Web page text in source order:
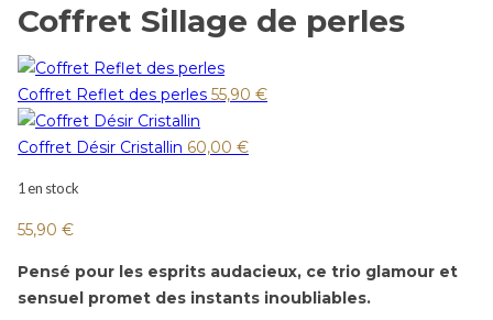
Coffret Sillage de perles
Coffret Reflet des perles 55,90 €
Coffret Désir Cristallin 60,00 €
1 en stock
55,90 €
Pensé pour les esprits audacieux, ce trio glamour et
sensuel promet des instants inoubliables.